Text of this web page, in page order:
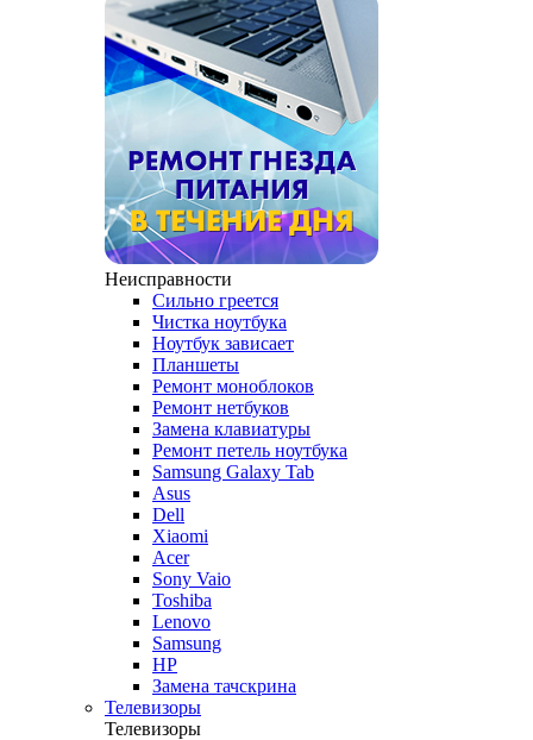
Неисправности
Сильно греется
Чистка ноутбука
Ноутбук зависает
Планшеты
Ремонт моноблоков
Ремонт нетбуков
Замена клавиатуры
Ремонт петель ноутбука
Samsung Galaxy Tab
Asus
Dell
Xiaomi
Acer
Sony Vaio
Toshiba
Lenovo
Samsung
HP
Замена тачскрина
Телевизоры
Телевизоры